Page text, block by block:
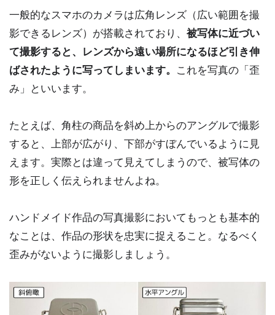
一般的なスマホのカメラは広角レンズ（広い範囲を撮
影できるレンズ）が搭載されており、 被写体に近づい
て撮影すると、レンズから遠い場所になるほど引き伸
ばされたように写ってしまいます。 これを写真の「歪
み」といいます。
たとえば、角柱の商品を斜め上からのアングルで撮影
すると、上部が広がり、下部がすぼんでいるように見
えます。実際とは違って見えてしまうので、被写体の
形を正しく伝えられませんよね。
ハンドメイド作品の写真撮影においてもっとも基本的
なことは、作品の形状を忠実に捉えること。なるべく
歪みがないように撮影しましょう。